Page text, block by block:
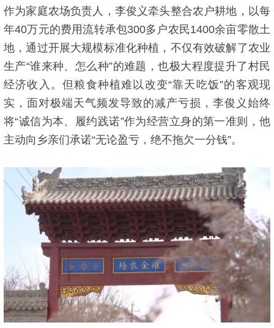
作为家庭农场负责人，李俊义牵头整合农户耕地，以每
年40万元的费用流转承包300多户农民1400余亩零散土
地，通过开展大规模标准化种植，不仅有效破解了农业
生产“谁来种、怎么种”的难题，也极大程度提升了村民
经济收入。但粮食种植难以改变“靠天吃饭”的客观现
实，面对极端天气频发导致的减产亏损，李俊义始终
将“诚信为本、履约践诺”作为经营立身的第一准则，他
主动向乡亲们承诺“无论盈亏，绝不拖欠一分钱”。